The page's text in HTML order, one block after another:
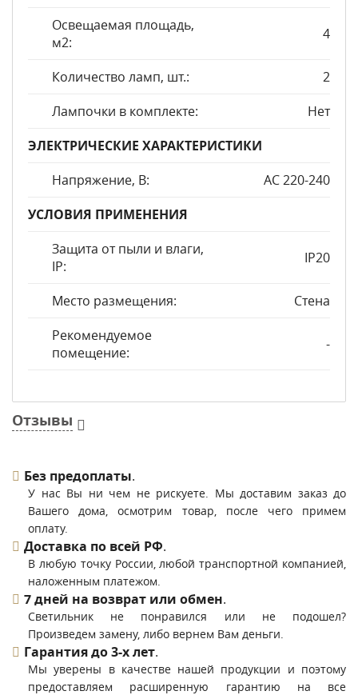
Освещаемая площадь,
м2:
4
Количество ламп, шт.:
2
Лампочки в комплекте:
Нет
ЭЛЕКТРИЧЕСКИЕ ХАРАКТЕРИСТИКИ
Напряжение, В:
AC 220-240
УСЛОВИЯ ПРИМЕНЕНИЯ
Защита от пыли и влаги,
IP:
IP20
Место размещения:
Стена
Рекомендуемое
помещение:
-
Отзывы
Без предоплаты.
У нас Вы ни чем не рискуете. Мы доставим заказ до
Вашего дома, осмотрим товар, после чего примем
оплату.
Доставка по всей РФ.
В любую точку России, любой транспортной компанией,
наложенным платежом.
7 дней на возврат или обмен.
Светильник не понравился или не подошел?
Произведем замену, либо вернем Вам деньги.
Гарантия до 3-х лет.
Мы уверены в качестве нашей продукции и поэтому
предоставляем расширенную гарантию на все